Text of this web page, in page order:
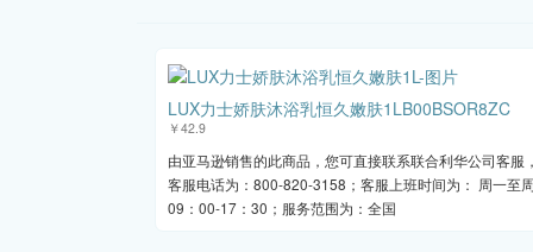
LUX力士娇肤沐浴乳恒久嫩肤1LB00BSOR8ZC
￥42.9
由亚马逊销售的此商品，您可直接联系联合利华公司客服
客服电话为：800-820-3158；客服上班时间为： 周一至
09：00-17：30；服务范围为：全国